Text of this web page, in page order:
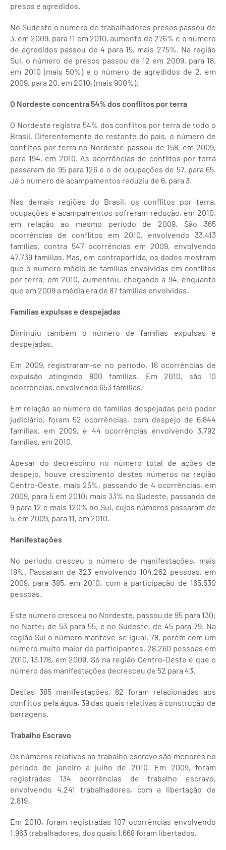
presos e agredidos.
No Sudeste o número de trabalhadores presos passou de
3, em 2009, para 11 em 2010, aumento de 276% e o número
de agredidos passou de 4 para 15, mais 275%. Na região
Sul, o número de presos passou de 12 em 2009, para 18,
em 2010 (mais 50%) e o número de agredidos de 2, em
2009, para 20, em 2010, (mais 900%).
O Nordeste concentra 54% dos conflitos por terra
O Nordeste registra 54% dos conflitos por terra de todo o
Brasil. Diferentemente do restante do país, o número de
conflitos por terra no Nordeste passou de 158, em 2009,
para 194, em 2010. As ocorrências de conflitos por terra
passaram de 95 para 126 e o de ocupações de 57, para 65.
Já o número de acampamentos reduziu de 6, para 3.
Nas demais regiões do Brasil, os conflitos por terra,
ocupações e acampamentos sofreram redução, em 2010,
em relação ao mesmo período de 2009. São 365
ocorrências de conflitos em 2010, envolvendo 33.413
famílias, contra 547 ocorrências em 2009, envolvendo
47.739 famílias. Mas, em contrapartida, os dados mostram
que o número médio de famílias envolvidas em conflitos
por terra, em 2010, aumentou, chegando a 94, enquanto
que em 2009 a média era de 87 famílias envolvidas.
Famílias expulsas e despejadas
Diminuiu também o número de famílias expulsas e
despejadas.
Em 2009, registraram-se no período, 16 ocorrências de
expulsão atingindo 800 famílias. Em 2010, são 10
ocorrências, envolvendo 653 famílias.
Em relação ao número de famílias despejadas pelo poder
judiciário, foram 52 ocorrências, com despejo de 6.844
famílias, em 2009, e 44 ocorrências envolvendo 3.792
famílias, em 2010.
Apesar do decréscimo no número total de ações de
despejo, houve crescimento destes números na região
Centro-Oeste, mais 25%, passando de 4 ocorrências, em
2009, para 5 em 2010; mais 33% no Sudeste, passando de
9 para 12 e mais 120% no Sul, cujos números passaram de
5, em 2009, para 11, em 2010.
Manifestações
No período cresceu o número de manifestações, mais
18%. Passaram de 323 envolvendo 104.262 pessoas, em
2009, para 385, em 2010, com a participação de 165.530
pessoas.
Este número cresceu no Nordeste, passou de 95 para 130;
no Norte; de 53 para 55, e no Sudeste, de 45 para 79. Na
região Sul o número manteve-se igual, 78, porém com um
número muito maior de participantes, 28.260 pessoas em
2010, 13.178, em 2009. Só na região Centro-Oeste é que o
número das manifestações decresceu de 52 para 43.
Destas 385 manifestações, 62 foram relacionadas aos
conflitos pela água, 39 das quais relativas à construção de
barragens.
Trabalho Escravo
Os números relativos ao trabalho escravo são menores no
período de janeiro a julho de 2010. Em 2009, foram
registradas 134 ocorrências de trabalho escravo,
envolvendo 4.241 trabalhadores, com a libertação de
2.819.
Em 2010, foram registradas 107 ocorrências envolvendo
1.963 trabalhadores, dos quais 1.668 foram libertados.